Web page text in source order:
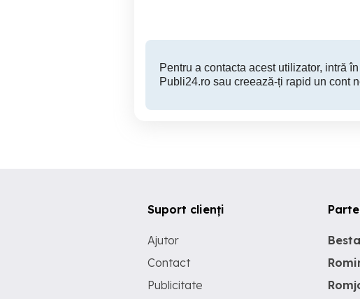
Pentru a contacta acest utilizator, intră
Publi24.ro sau creează-ți rapid un cont
Suport clienți
Ajutor
Contact
Publicitate